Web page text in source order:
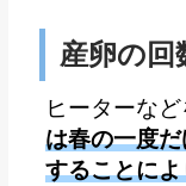
産卵の回
ヒーターな
は春の一度
することに